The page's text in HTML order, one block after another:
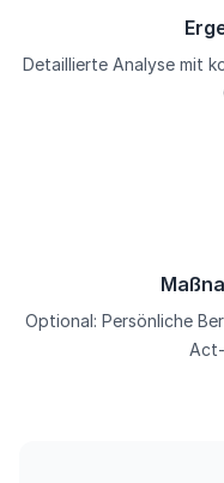
Detaillierte Analyse mit
Optional: Persönliche